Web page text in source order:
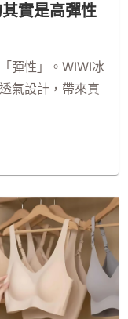
實是高彈性
彈性」。WIWI冰
氣設計，帶來真